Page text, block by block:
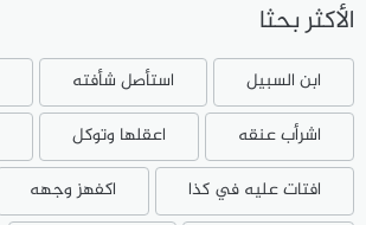
الأكثر بحثا
ابن السبيل استأصل شأفته
اشرأب عنقه
اعقلها وتوكل
افتات عليه في كذا
اكفهز وجهه